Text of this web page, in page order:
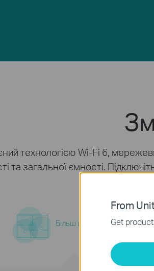
технологією Wi-Fi 6,
та загальної ємності.
Більш широке покриття
From
Get